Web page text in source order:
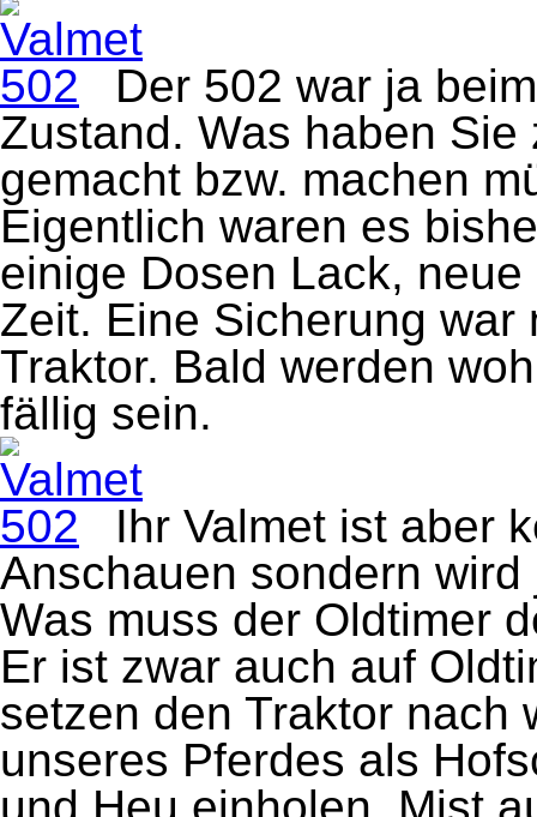
Der 502 war ja
Zustand. Was haben
gemacht bzw. machen
Eigentlich waren es
einige Dosen Lack,
Zeit. Eine Sicherung
Traktor. Bald werden
fällig sein.
Ihr Valmet ist aber
Anschauen sondern
Was muss der Oldtimer
Er ist zwar auch auf
setzen den Traktor nach
unseres Pferdes als